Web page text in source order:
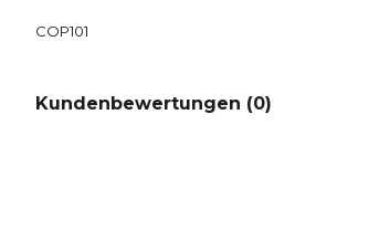
COP101
Kundenbewertungen (0)